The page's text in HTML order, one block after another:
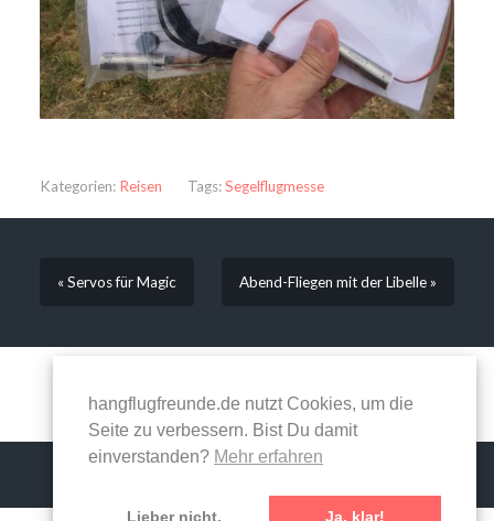
Kategorien: Reisen Tags:Segelflugmesse
« Servos für Magic Abend-Fliegen mit der Libelle »
Kommentare sind geschlossen.
hangflugfreunde.de nutzt Cookies, um die
Seite zu verbessern. Bist Du damit
einverstanden? Mehr erfahren
Lieber nicht. Ja, klar!